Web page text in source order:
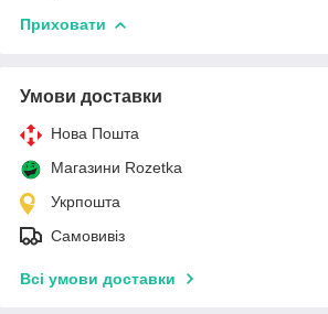
Приховати
Умови доставки
Нова Пошта
Магазини Rozetka
Укрпошта
Самовивіз
Всі умови доставки